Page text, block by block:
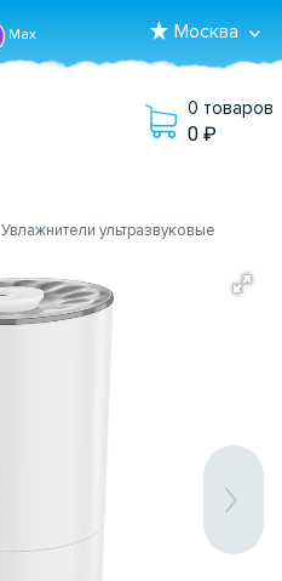
Max Москва
0 товаров
0
Увлажнители ультразвуковые